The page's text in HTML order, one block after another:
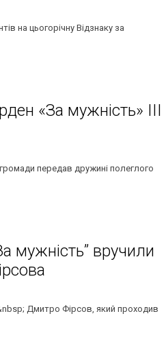
на цьогорічну Відзнаку за
«За мужність» III
передав дружині полеглого
мужність” вручили
Дмитро Фірсов, який проходив